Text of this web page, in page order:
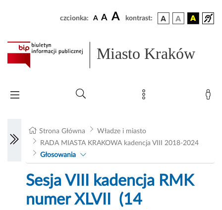
czcionka: A A A kontrast:
Miasto Kraków
Strona Główna
Władze i miasto
RADA MIASTA KRAKOWA kadencja VIII 2018-2024
Głosowania
Sesja VIII kadencja RMK
numer XLVII (14